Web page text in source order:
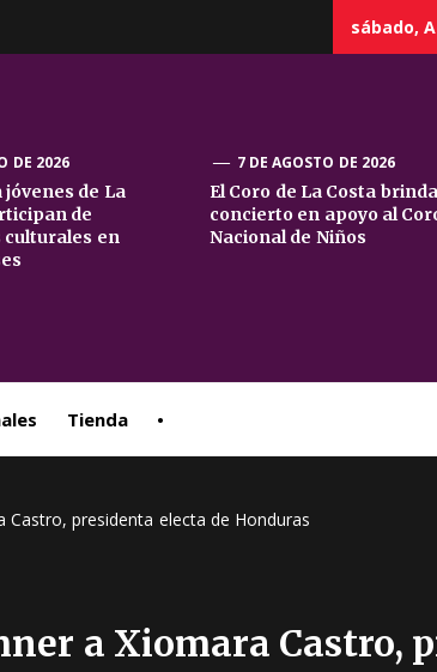
sábado,
DE 2026
jóvenes de La
de
en
7 DE AGOSTO DE 2026
El Coro de La Costa
concierto en apoyo al
Nacional de Niños
Tienda •
Castro, presidenta electa de Honduras
a Xiomara Castro,